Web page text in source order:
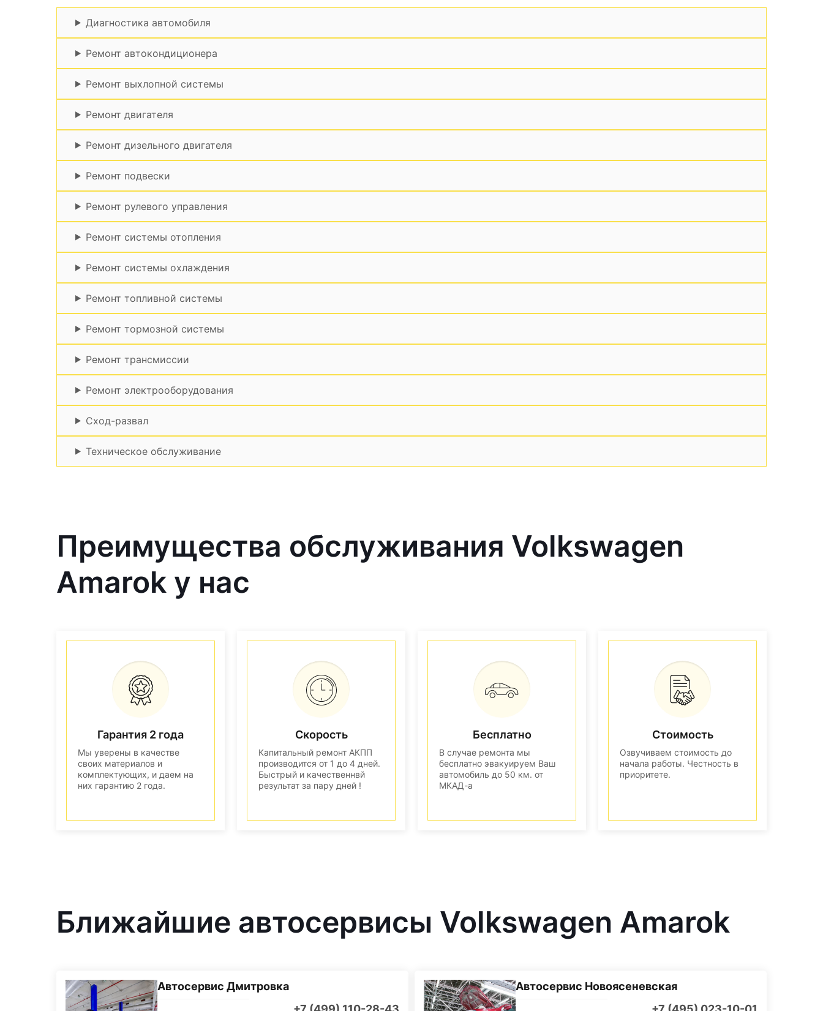
Диагностика автомобиля
Ремонт автокондиционера
Ремонт выхлопной системы
Ремонт двигателя
Ремонт дизельного двигателя
Ремонт подвески
Ремонт рулевого управления
Ремонт системы отопления
Ремонт системы охлаждения
Ремонт топливной системы
Ремонт тормозной системы
Ремонт трансмиссии
Ремонт электрооборудования
Сход-развал
Техническое обслуживание
Преимущества обслуживания Volkswagen
Amarok у нас
Гарантия 2 года
Мы уверены в качестве
своих материалов и
комплектующих, и даем на
них гарантию 2 года.
Скорость
Капитальный ремонт АКПП
производится от 1 до 4 дней.
Быстрый и качественнвй
результат за пару дней !
Бесплатно
В случае ремонта мы
бесплатно эвакуируем Ваш
автомобиль до 50 км. от
МКАД-а
Стоимость
Озвучиваем стоимость до
начала работы. Честность в
приоритете.
Ближайшие автосервисы Volkswagen Amarok
Автосервис Дмитровка
Автосервис Новоясеневская